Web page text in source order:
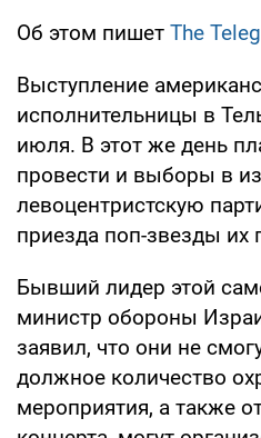
Об этом пишет The
Выступление
исполнительницы в
июля. В этот же день
провести и выборы в
левоцентристскую
приезда поп-звезды их
Бывший лидер этой
министр обороны
заявил, что они не
должное количество
мероприятия, а также